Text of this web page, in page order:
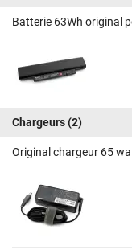
Batterie 63Wh original
Chargeurs(2)
Original chargeur 65